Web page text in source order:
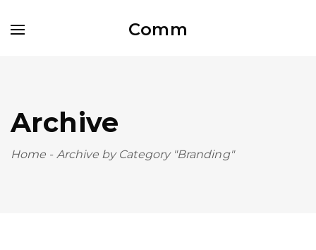
Comm
Archive
Home - Archive by Category "Branding"